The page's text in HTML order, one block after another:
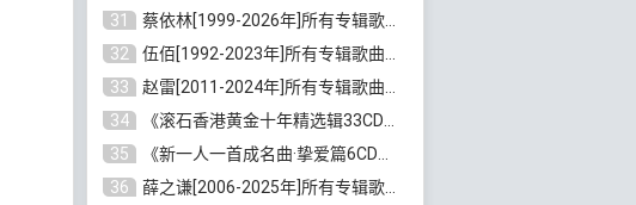
31
蔡依林[1999-2026年]所有专辑歌曲合集[无损FLAC/MP3/23.32GB]百度云网盘下载
32
伍佰[1992-2023年]所有专辑歌曲合集[高品质MP3/320K/3.92GB]百度云网盘下载
33
赵雷[2011-2024年]所有专辑歌曲打包[无损FLAC/MP3/2.64GB]百度云网盘下载
34
《滚石香港黄金十年精选辑33CD》[无损APE/WAV分轨/13.6GB]百度云网盘下载
35
《新一人一首成名曲·挚爱篇6CD》[无损MP3/DTS/WAV分轨/4.43GB]百度云网盘下载
36
薛之谦[2006-2025年]所有专辑歌曲合集[无损FLAC/MP3/5.20GB]百度云网盘下载